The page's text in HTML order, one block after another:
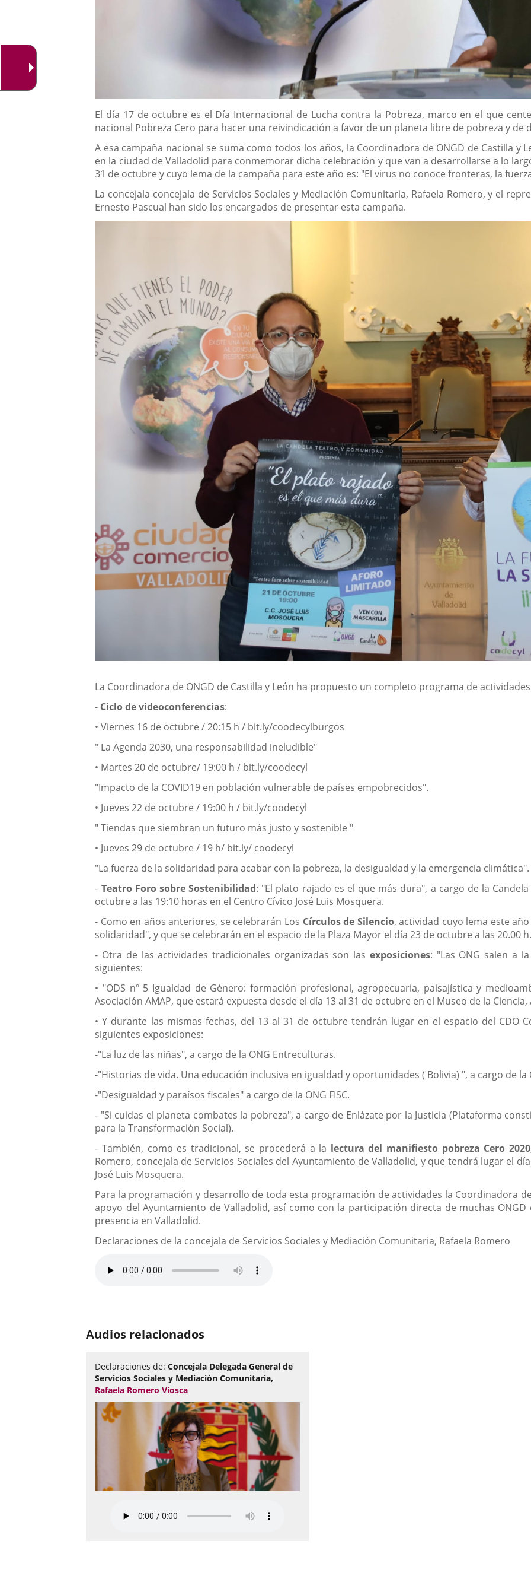
Descripción
El día 17 de octubre es el Día Internacional de Lucha contra la Pobreza, marco en el que
nacional Pobreza Cero para hacer una reivindicación a favor de un planeta libre de pobreza y de
A esa campaña nacional se suma como todos los años, la Coordinadora de ONGD de Castilla y
en la ciudad de Valladolid para conmemorar dicha celebración y que van a desarrollarse a lo
31 de octubre y cuyo lema de la campaña para este año es: "El virus no conoce fronteras, la
La concejala concejala de Servicios Sociales y Mediación Comunitaria, Rafaela Romero, y el
Ernesto Pascual han sido los encargados de presentar esta campaña.
La Coordinadora de ONGD de Castilla y León ha propuesto un completo programa de
- Ciclo de videoconferencias:
• Viernes 16 de octubre / 20:15 h / bit.ly/coodecylburgos
" La Agenda 2030, una responsabilidad ineludible"
• Martes 20 de octubre/ 19:00 h / bit.ly/coodecyl
"Impacto de la COVID19 en población vulnerable de países empobrecidos".
• Jueves 22 de octubre / 19:00 h / bit.ly/coodecyl
" Tiendas que siembran un futuro más justo y sostenible "
• Jueves 29 de octubre / 19 h/ bit.ly/ coodecyl
"La fuerza de la solidaridad para acabar con la pobreza, la desigualdad y la emergencia climática".
- Teatro Foro sobre Sostenibilidad: "El plato rajado es el que más dura", a cargo de la
octubre a las 19:10 horas en el Centro Cívico José Luis Mosquera.
- Como en años anteriores, se celebrarán Los Círculos de Silencio, actividad cuyo lema este
solidaridad", y que se celebrarán en el espacio de la Plaza Mayor el día 23 de octubre a las 20.00
- Otra de las actividades tradicionales organizadas son las exposiciones: "Las ONG salen a
siguientes:
• "ODS nº 5 Igualdad de Género: formación profesional, agropecuaria, paisajística y
Asociación AMAP, que estará expuesta desde el día 13 al 31 de octubre en el Museo de la Ciencia,
• Y durante las mismas fechas, del 13 al 31 de octubre tendrán lugar en el espacio del CDO
siguientes exposiciones:
-"La luz de las niñas", a cargo de la ONG Entreculturas.
-"Historias de vida. Una educación inclusiva en igualdad y oportunidades ( Bolivia) ", a cargo de la
-"Desigualdad y paraísos fiscales" a cargo de la ONG FISC.
- "Si cuidas el planeta combates la pobreza", a cargo de Enlázate por la Justicia (Plataforma
para la Transformación Social).
- También, como es tradicional, se procederá a la lectura del manifiesto pobreza Cero 2020
Romero, concejala de Servicios Sociales del Ayuntamiento de Valladolid, y que tendrá lugar el
José Luis Mosquera.
Para la programación y desarrollo de toda esta programación de actividades la Coordinadora
apoyo del Ayuntamiento de Valladolid, así como con la participación directa de muchas
presencia en Valladolid.
Declaraciones de la concejala de Servicios Sociales y Mediación Comunitaria, Rafaela Romero
Audios relacionados
Declaraciones de:Concejala Delegada General de
Servicios Sociales y Mediación Comunitaria,
Rafaela Romero Viosca